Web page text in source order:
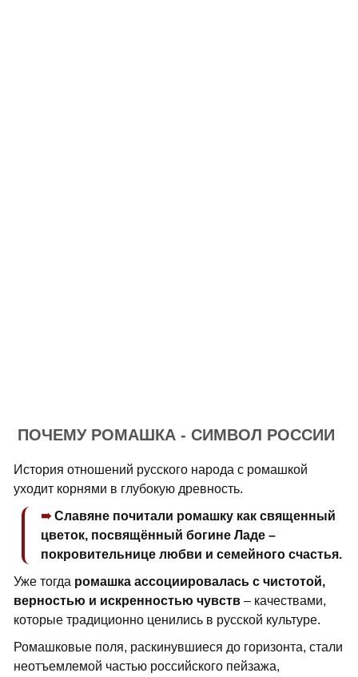
ПОЧЕМУ РОМАШКА - СИМВОЛ РОССИИ
История отношений русского народа с ромашкой
уходит корнями в глубокую древность.
Славяне почитали ромашку как священный
цветок, посвящённый богине Ладе –
покровительнице любви и семейного счастья.
Уже тогда ромашка ассоциировалась с чистотой,
верностью и искренностью чувств – качествами,
которые традиционно ценились в русской культуре.
Ромашковые поля, раскинувшиеся до горизонта, стали
неотъемлемой частью российского пейзажа,